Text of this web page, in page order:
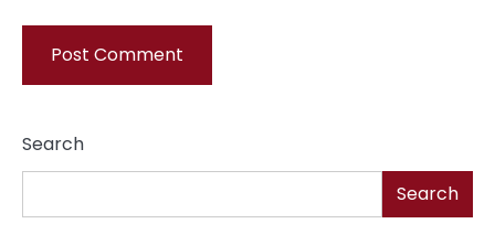
Search
Search